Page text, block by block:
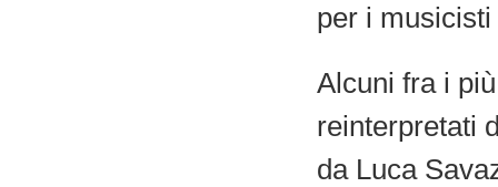
per i
Alcuni fra i
reinterpretati
da Luca